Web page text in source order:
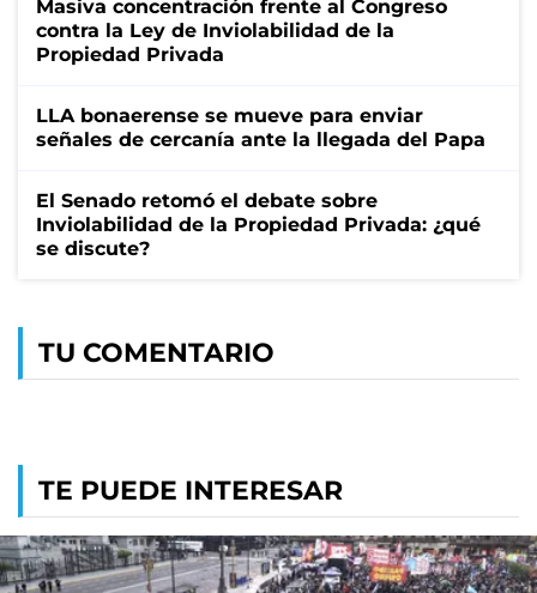
Masiva concentración frente al Congreso
contra la Ley de Inviolabilidad de la
Propiedad Privada
LLA bonaerense se mueve para enviar
señales de cercanía ante la llegada del Papa
El Senado retomó el debate sobre
Inviolabilidad de la Propiedad Privada: ¿qué
se discute?
TU COMENTARIO
TE PUEDE INTERESAR